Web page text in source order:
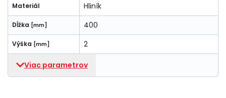
Materiál Hliník
Dĺžka [mm] 400
Výška [mm] 2
Viac parametrov